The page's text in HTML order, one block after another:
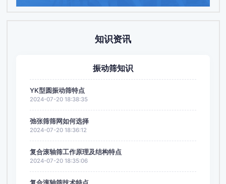
知识资讯
振动筛知识
YK型圆振动筛特点
2024-07-20 18:38:35
弛张筛筛网如何选择
2024-07-20 18:36:12
复合滚轴筛工作原理及结构特点
2024-07-20 18:35:06